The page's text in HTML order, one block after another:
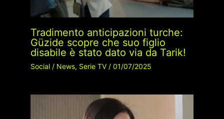
Tradimento anticipazioni turche:
Güzide scopre che suo figlio
disabile è stato dato via da Tarik!
Social/ News, Serie TV/ 01/07/2025